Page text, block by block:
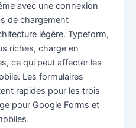
avec une connexion
de chargement
légère. Typeform,
riches, charge en
ce qui peut affecter les
Les formulaires
rapides pour les trois
pour Google Forms et